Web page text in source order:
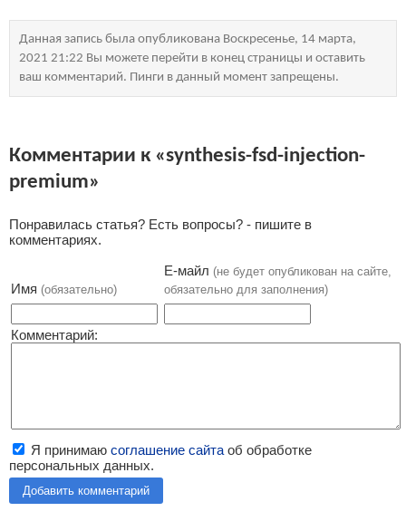
Данная запись была опубликована Воскресенье, 14 марта,
2021 21:22 Вы можете перейти в конец страницы и оставить
ваш комментарий. Пинги в данный момент запрещены.
Комментарии к «synthesis-fsd-injection-
premium»
Понравилась статья? Есть вопросы? - пишите в
комментариях.
Имя (обязательно)
Е-майл (не будет опубликован на сайте,
обязательно для заполнения)
Комментарий:
Я принимаю соглашение сайта об обработке
персональных данных.
Добавить комментарий